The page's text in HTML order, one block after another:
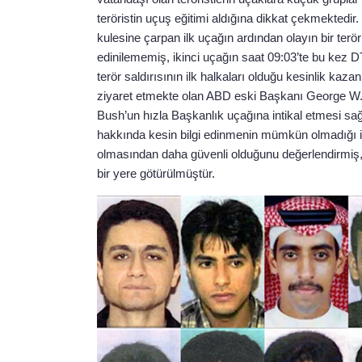
teröristin uçuş eğitimi aldığına dikkat
kulesine çarpan ilk uçağın ardından olayın bir
edinilememiş, ikinci uçağın saat 09:03’te bu kez
terör saldırısının ilk halkaları olduğu kesinlik
ziyaret etmekte olan ABD eski Başkanı George
Bush’un hızla Başkanlık uçağına intikal etmesi
hakkında kesin bilgi edinmenin mümkün
olmasından daha güvenli olduğunu
bir yere götürülmüştür.